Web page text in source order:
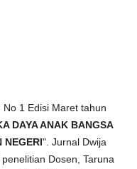
No 1 Edisi Maret tahun
DAYA ANAK BANGSA
NEGERI". Jurnal Dwija
Dosen, Taruna